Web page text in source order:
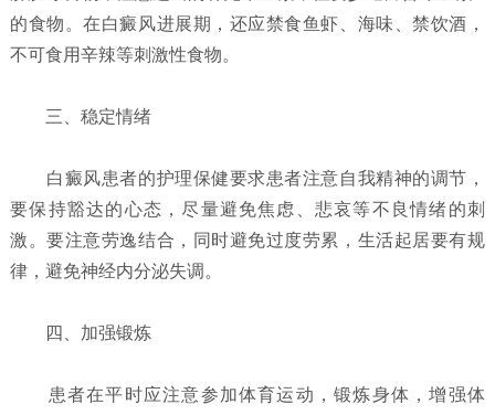
的食物。在白癜风进展期，还应禁食鱼虾、海味、禁饮酒，
不可食用辛辣等刺激性食物。
三、稳定情绪
白癜风患者的护理保健要求患者注意自我精神的调节，
要保持豁达的心态，尽量避免焦虑、悲哀等不良情绪的刺
激。要注意劳逸结合，同时避免过度劳累，生活起居要有规
律，避免神经内分泌失调。
四、加强锻炼
患者在平时应注意参加体育运动，锻炼身体，增强体